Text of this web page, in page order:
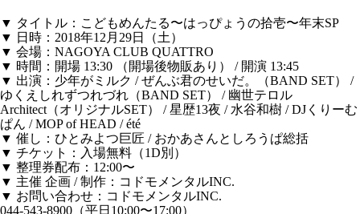
▼ タイトル：こどもめんたる〜はっぴょうの拾壱〜年末SP
▼ 日時：2018年12月29日（土）
▼ 会場：NAGOYA CLUB QUATTRO
▼ 時間：開場 13:30 （開場後物販あり） / 開演 13:45
▼ 出演：少年がミルク / ぜんぶ君のせいだ。（BAND SET） /
ゆくえしれずつれづれ（BAND SET） / 幽世テロル
Architect（オリジナルSET） / 星歴13夜 / 水谷和樹 / DJくりーむ
ぱん / MOP of HEAD / été
▼ 催し：ひとみよつ巨匠 / おかあさんとしろうぱ総括
▼ チケット：入場無料（1D別）
▼ 整理券配布：12:00〜
▼ 主催 企画 / 制作：コドモメンタルINC.
▼ お問い合わせ：コドモメンタルINC.
044-543-8900（平日10:00〜17:00）